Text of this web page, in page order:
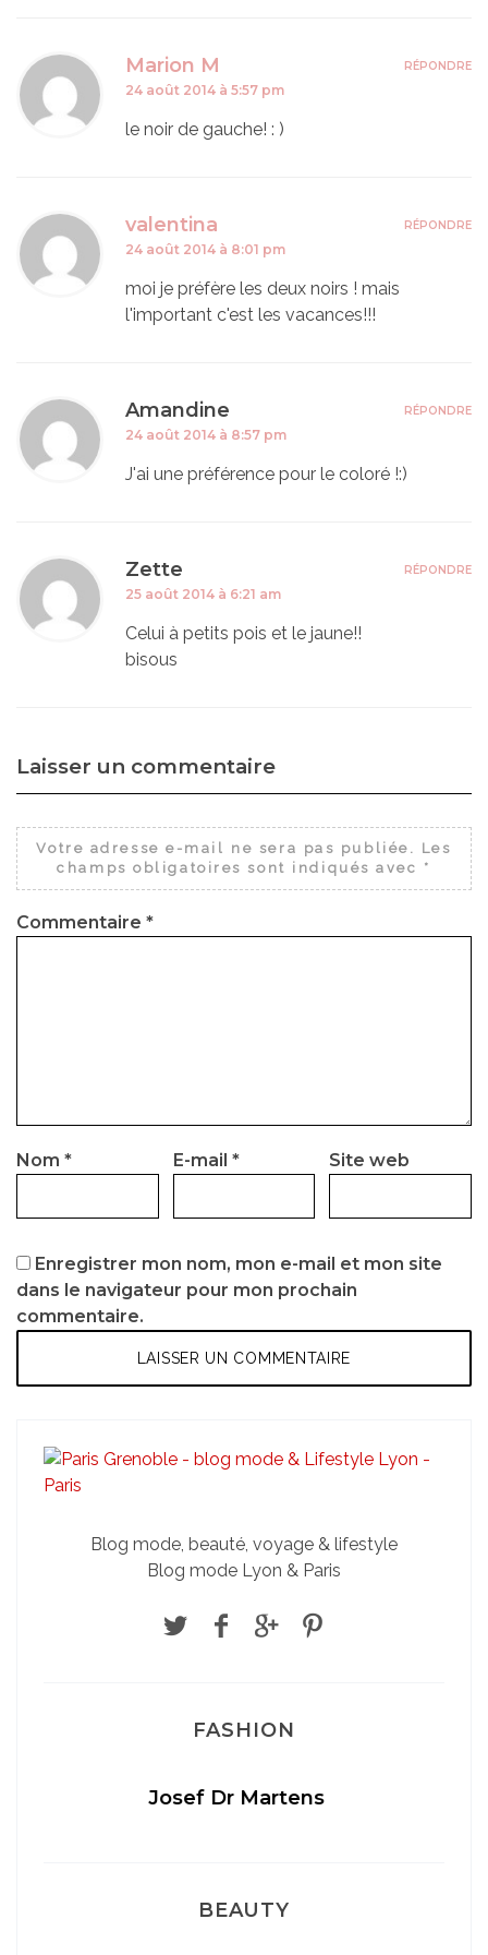
Marion M
24 août 2014 à 5:57 pm
le noir de gauche! : )
RÉPONDRE
valentina
24 août 2014 à 8:01 pm
moi je préfère les deux noirs ! mais
l'important c'est les vacances!!!
RÉPONDRE
Amandine
24 août 2014 à 8:57 pm
J'ai une préférence pour le coloré !:)
RÉPONDRE
Zette
25 août 2014 à 6:21 am
Celui à petits pois et le jaune!!
bisous
RÉPONDRE
Laisser un commentaire
Votre adresse e-mail ne sera pas publiée.
Les
champs obligatoires sont indiqués avec *
Commentaire *
Nom * E-mail * Site web
Enregistrer mon nom, mon e-mail et mon site
dans le navigateur pour mon prochain
commentaire.
Blog mode, beauté, voyage & lifestyle
Blog mode Lyon & Paris
FASHION
Sélection Léopard
BEAUTY